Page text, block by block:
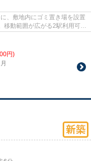
、敷地内にゴミ置き場を設置
移動範囲が広がる2駅利用可能
円)